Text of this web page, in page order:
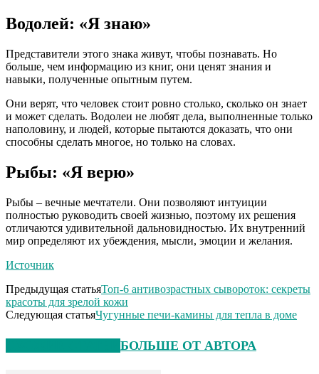
Водолей: «Я знаю»
Представители этого знака живут, чтобы познавать. Но
больше, чем информацию из книг, они ценят знания и
навыки, полученные опытным путем.
Они верят, что человек стоит ровно столько, сколько он знает
и может сделать. Водолеи не любят дела, выполненные только
наполовину, и людей, которые пытаются доказать, что они
способны сделать многое, но только на словах.
Рыбы: «Я верю»
Рыбы – вечные мечтатели. Они позволяют интуиции
полностью руководить своей жизнью, поэтому их решения
отличаются удивительной дальновидностью. Их внутренний
мир определяют их убеждения, мысли, эмоции и желания.
Источник
Предыдущая статьяТоп-6 антивозрастных сывороток: секреты
красоты для зрелой кожи
Следующая статьяЧугунные печи-камины для тепла в доме
БОЛЬШЕ ОТ АВТОРА